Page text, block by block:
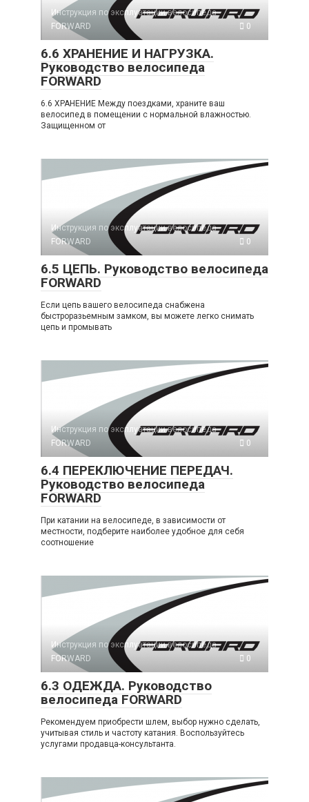
Инструкция по эксплуатации велосипеда
FORWARD
0
6.6 ХРАНЕНИЕ И НАГРУЗКА.
Руководство велосипеда
FORWARD
6.6 ХРАНЕНИЕ Между поездками, храните ваш
велосипед в помещении с нормальной влажностью.
Защищенном от
Инструкция по эксплуатации велосипеда
FORWARD
0
6.5 ЦЕПЬ. Руководство велосипеда
FORWARD
Если цепь вашего велосипеда снабжена
быстроразьемным замком, вы можете легко снимать
цепь и промывать
Инструкция по эксплуатации велосипеда
FORWARD
0
6.4 ПЕРЕКЛЮЧЕНИЕ ПЕРЕДАЧ.
Руководство велосипеда
FORWARD
При катании на велосипеде, в зависимости от
местности, подберите наиболее удобное для себя
соотношение
Инструкция по эксплуатации велосипеда
FORWARD
0
6.3 ОДЕЖДА. Руководство
велосипеда FORWARD
Рекомендуем приобрести шлем, выбор нужно сделать,
учитывая стиль и частоту катания. Воспользуйтесь
услугами продавца-консультанта.